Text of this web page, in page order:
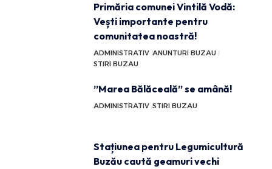
Primăria comunei Vintilă Vodă:
Vești importante pentru
comunitatea noastră!
ADMINISTRATIV ANUNTURI BUZAU
STIRI BUZAU
”Marea Bălăceală” se amână!
ADMINISTRATIV STIRI BUZAU
Stațiunea pentru Legumicultură
Buzău caută geamuri vechi